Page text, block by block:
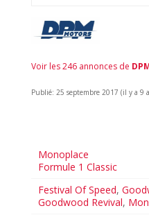
Voir les 246 annonces de
Publié: 25 septembre 2017 (il y a 9
Monoplace
Formule 1 Classic
Festival Of Speed,
Goodwood Revival,